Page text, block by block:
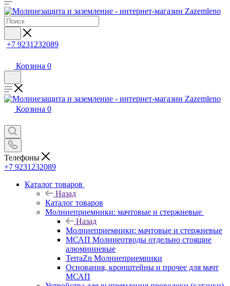
+7 9231232089
Корзина 0
Корзина 0
Телефоны
+7 9231232089
Каталог товаров
Назад
Каталог товаров
Молниеприемники: мачтовые и стержневые
Назад
Молниеприемники: мачтовые и стержневые
МСАП Молниеотводы отдельно стоящие
алюминиевые
TerraZn Молниеприемники
Основания, кронштейны и прочее для мачт
МСАП